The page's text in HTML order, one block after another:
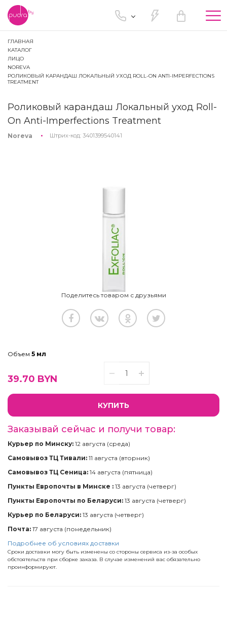
ГЛАВНАЯ
КАТАЛОГ
ЛИЦО
NOREVA
РОЛИКОВЫЙ КАРАНДАШ ЛОКАЛЬНЫЙ УХОД ROLL-ON ANTI-IMPERFECTIONS
TREATMENT
Роликовый карандаш Локальный уход Roll-
On Anti-Imperfections Treatment
Noreva Штрих-код: 3401399540141
Поделитесь товаром с друзьями
Объем 5 мл
39.70 BYN
КУПИТЬ
Заказывай сейчас и получи товар:
Курьер по Минску: 12 августа (среда)
Самовывоз ТЦ Тивали: 11 августа (вторник)
Самовывоз ТЦ Сеница: 14 августа (пятница)
Пункты Европочты в Минске : 13 августа (четверг)
Пункты Европочты по Беларуси: 13 августа (четверг)
Курьер по Беларуси: 13 августа (четверг)
Почта: 17 августа (понедельник)
Подробнее об условиях доставки
Сроки доставки могу быть изменены со стороны сервиса из-за особых
обстоятельств при сборке заказа. В случае изменений вас обязательно
проинформируют.